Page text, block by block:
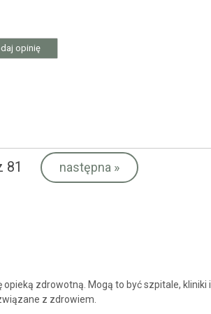
opinię
81 następna »
zdrowotną. Mogą to być szpitale, kliniki i
z zdrowiem.